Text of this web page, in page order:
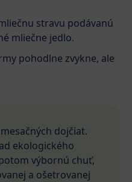
stravu podávanú
mliečne jedlo.
pohodlne zvykne, ale
dojčiat.
ekologického
výbornú chuť,
a ošetrovanej